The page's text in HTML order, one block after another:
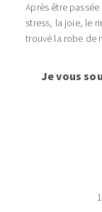
Après être
stress, la joie, le
trouvé la robe de
Je vous